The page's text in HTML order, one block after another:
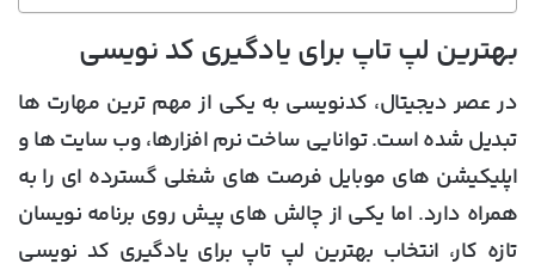
بهترین لپ تاپ برای یادگیری کد نویسی
در عصر دیجیتال، کدنویسی به یکی از مهم ترین مهارت ها
تبدیل شده است. توانایی ساخت نرم افزارها، وب سایت ها و
اپلیکیشن های موبایل فرصت های شغلی گسترده ای را به
همراه دارد. اما یکی از چالش های پیش روی برنامه نویسان
تازه کار، انتخاب بهترین لپ تاپ برای یادگیری کد نویسی